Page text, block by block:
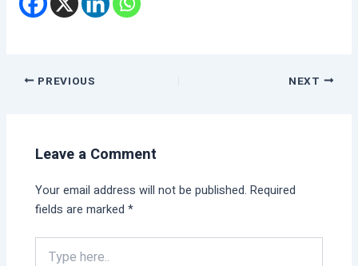
PREVIOUS NEXT
Leave a Comment
Your email address will not be published. Required
fields are marked*
here..